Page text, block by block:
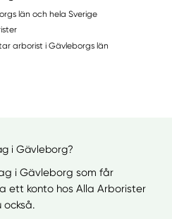
län och hela Sverige
arborist i Gävleborgs län
i Gävleborg?
i Gävleborg som får
ett konto hos Alla Arborister